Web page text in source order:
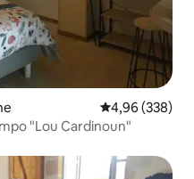
4,96 de uma
4,96 (338)
"Lou Cardinoun"